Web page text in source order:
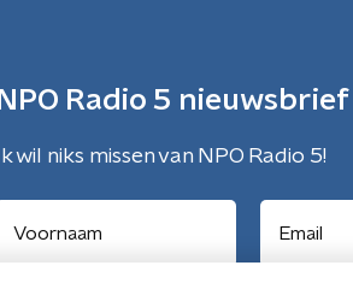
NPO Radio 5 nieuwsbrief
Ik wil niks missen van NPO Radio 5!